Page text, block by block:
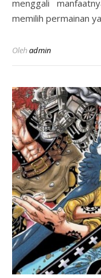
menggali
memilih permainan
Olehadmin